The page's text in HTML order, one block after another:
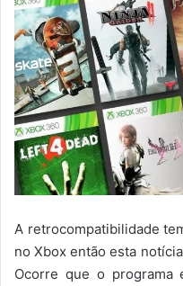
A retrocompatibilidade
no Xbox então esta
Ocorre que o programa